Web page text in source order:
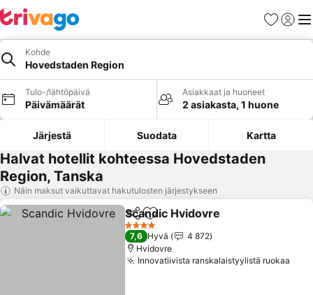
Suosikit
Kohde
Hovedstaden Region
Tulo-/lähtöpäivä
Päivämäärät
Asiakkaat ja huoneet
2 asiakasta, 1 huone
Järjestä Suodata Kartta
Halvat hotellit kohteessa Hovedstaden
Region, Tanska
Näin maksut vaikuttavat hakutulosten järjestykseen
Jaa Lisää suosikkeihin
Scandic Hvidovre
4 Tähtiluokitus
7,6 Hyvä
4 872
Hvidovre
Innovatiivista ranskalaistyylistä ruokaa